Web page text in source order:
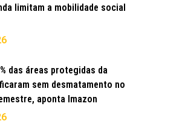
limitam a mobilidade social
das áreas protegidas da
sem desmatamento no
aponta Imazon